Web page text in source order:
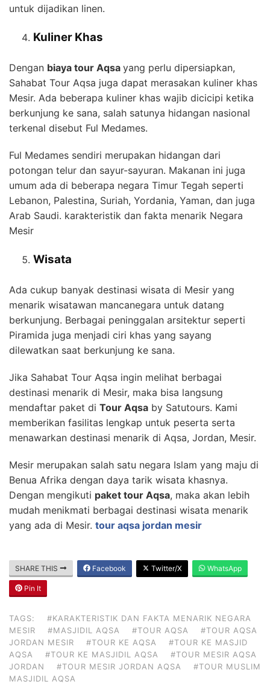
untuk dijadikan linen.
Kuliner Khas
Dengan biaya tour Aqsa yang perlu dipersiapkan,
Sahabat Tour Aqsa juga dapat merasakan kuliner khas
Mesir. Ada beberapa kuliner khas wajib dicicipi ketika
berkunjung ke sana, salah satunya hidangan nasional
terkenal disebut Ful Medames.
Ful Medames sendiri merupakan hidangan dari
potongan telur dan sayur-sayuran. Makanan ini juga
umum ada di beberapa negara Timur Tegah seperti
Lebanon, Palestina, Suriah, Yordania, Yaman, dan juga
Arab Saudi. karakteristik dan fakta menarik Negara
Mesir
Wisata
Ada cukup banyak destinasi wisata di Mesir yang
menarik wisatawan mancanegara untuk datang
berkunjung. Berbagai peninggalan arsitektur seperti
Piramida juga menjadi ciri khas yang sayang
dilewatkan saat berkunjung ke sana.
Jika Sahabat Tour Aqsa ingin melihat berbagai
destinasi menarik di Mesir, maka bisa langsung
mendaftar paket di Tour Aqsa by Satutours. Kami
memberikan fasilitas lengkap untuk peserta serta
menawarkan destinasi menarik di Aqsa, Jordan, Mesir.
Mesir merupakan salah satu negara Islam yang maju di
Benua Afrika dengan daya tarik wisata khasnya.
Dengan mengikuti paket tour Aqsa, maka akan lebih
mudah menikmati berbagai destinasi wisata menarik
yang ada di Mesir. tour aqsa jordan mesir
SHARE THIS Facebook Twitter/X WhatsApp
Pin It
TAGS:
#KARAKTERISTIK DAN FAKTA MENARIK NEGARA
MESIR
#MASJIDIL AQSA #TOUR AQSA
#TOUR AQSA
JORDAN MESIR
#TOUR KE AQSA
#TOUR KE MASJID
AQSA
#TOUR KE MASJIDIL AQSA
#TOUR MESIR AQSA
JORDAN
#TOUR MESIR JORDAN AQSA
#TOUR MUSLIM
MASJIDIL AQSA